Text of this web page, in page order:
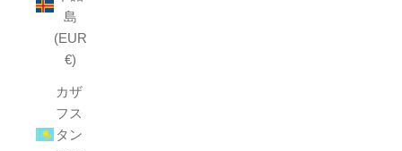
島
(EUR
€)
カザ
フス
タン